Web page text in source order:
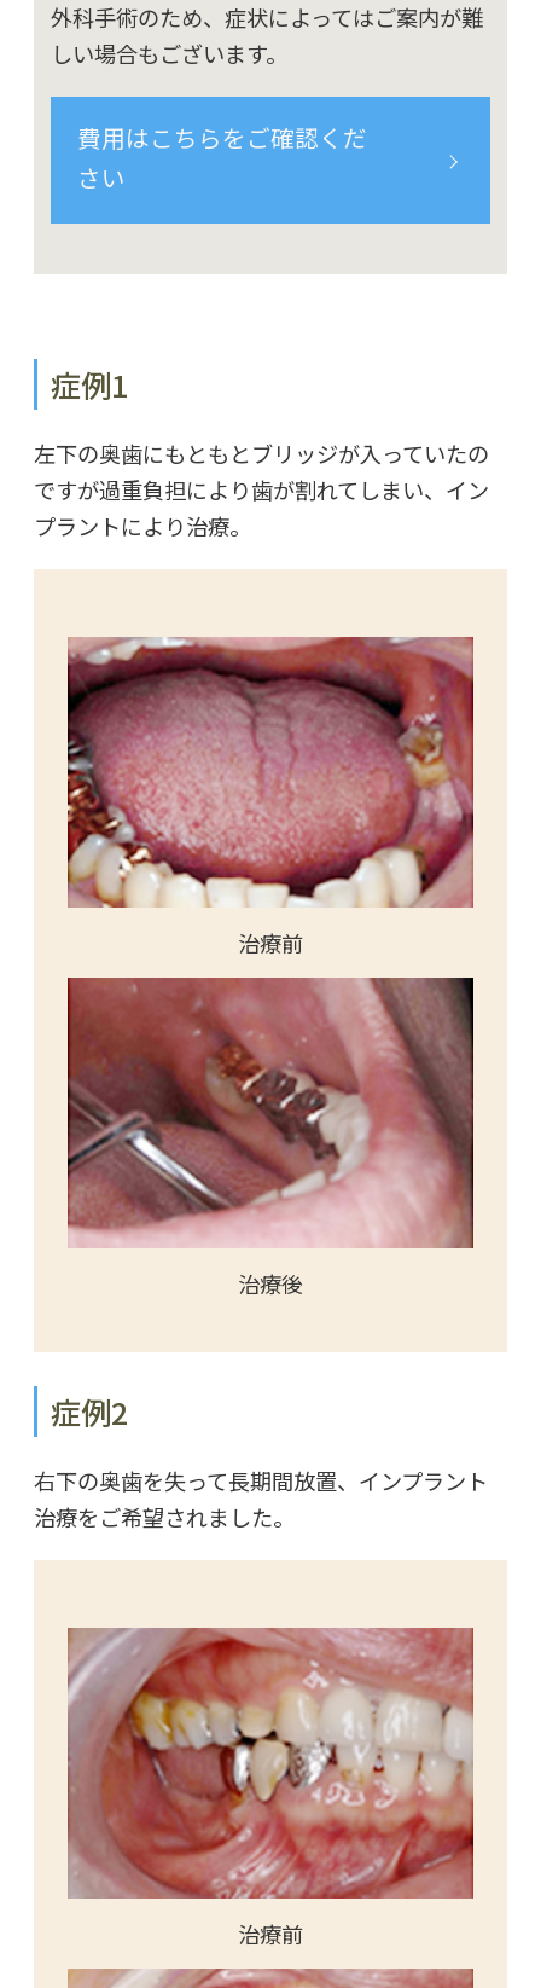
外科手術のため、症状によってはご案内が難
しい場合もございます。
費用はこちらをご確認くだ
さい
症例1
左下の奥歯にもともとブリッジが入っていたの
ですが過重負担により歯が割れてしまい、イン
プラントにより治療。
治療前
治療後
症例2
右下の奥歯を失って長期間放置、インプラント
治療をご希望されました。
治療前